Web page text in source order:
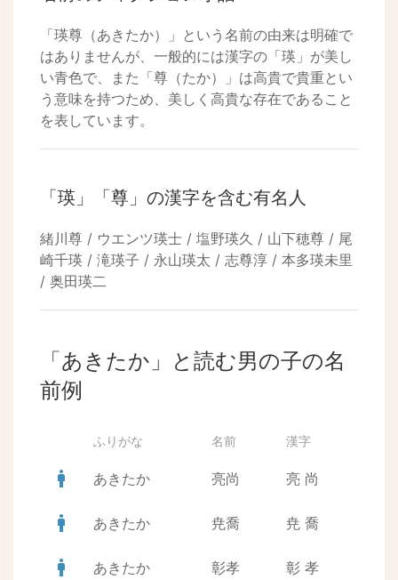
「瑛尊（あきたか）」という名前の由来は明確で
はありませんが、一般的には漢字の「瑛」が美し
い青色で、また「尊（たか）」は高貴で貴重とい
う意味を持つため、美しく高貴な存在であること
を表しています。
「瑛」「尊」の漢字を含む有名人
緒川尊 / ウエンツ瑛士 / 塩野瑛久 / 山下穂尊 / 尾
崎千瑛 / 滝瑛子 / 永山瑛太 / 志尊淳 / 本多瑛未里
/ 奥田瑛二
「あきたか」と読む男の子の名
前例
ふりがな 名前 漢字
man あきたか 亮尚 亮 尚
man あきたか 尭喬 尭 喬
man あきたか 彰孝 彰 孝